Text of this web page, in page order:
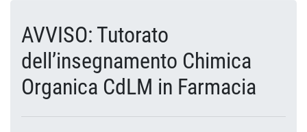
AVVISO: Tutorato
dell’insegnamento Chimica
Organica CdLM in Farmacia